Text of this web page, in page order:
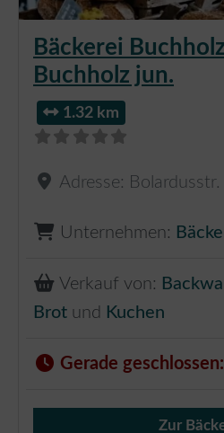
Bäckerei
Buchholz jun.
1.32 km
Adresse: Bolardusstr.
Unternehmen:
Verkauf von:
Brot und Kuchen
Gerade geschlossen:
Zur